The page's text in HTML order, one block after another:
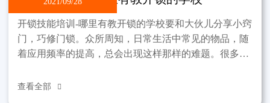
开锁技能培训-哪里有教开锁的学校要和大伙儿分享小窍
门，巧修门锁。众所周知，日常生活中常见的物品，随
着应用频率的提高，总会出现这样那样的难题。很多时
支。就门
查看全部 